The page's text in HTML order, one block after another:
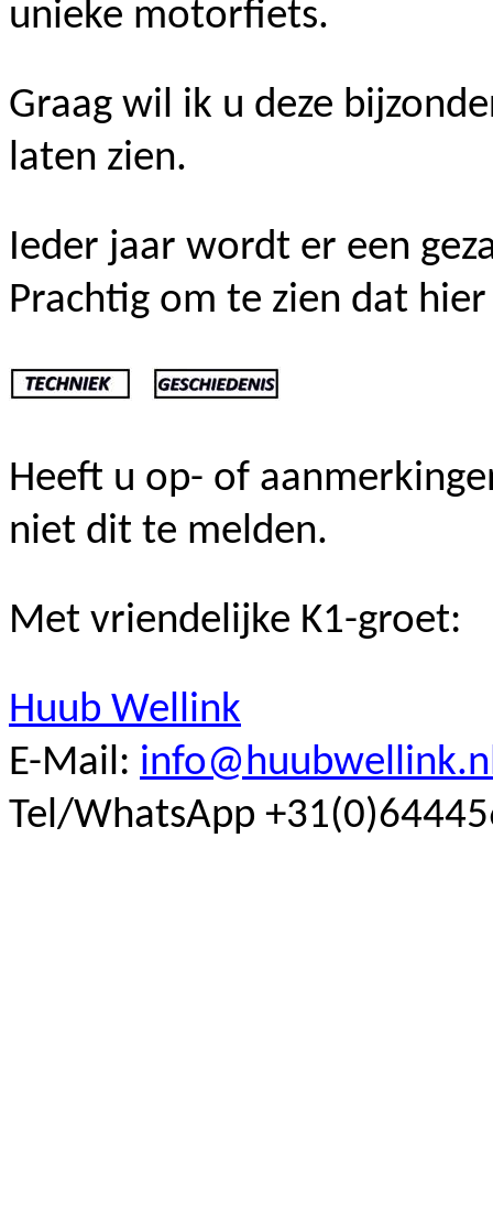
unieke motorfiets.
Graag wil ik u deze
laten zien.
Ieder jaar wordt er een
Prachtig om te zien dat
Heeft u op- of
niet dit te melden.
Met vriendelijke K1-groet:
Huub Wellink
E-Mail:
Tel/WhatsApp